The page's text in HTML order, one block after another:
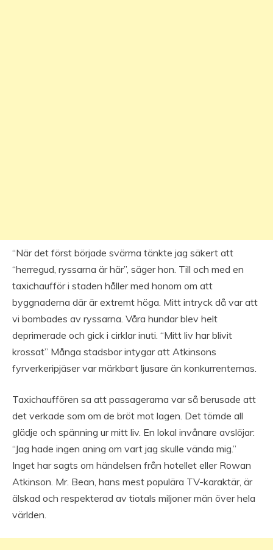
“När det först började svärma tänkte jag säkert att
“herregud, ryssarna är här”, säger hon. Till och med en
taxichaufför i staden håller med honom om att
byggnaderna där är extremt höga. Mitt intryck då var att
vi bombades av ryssarna. Våra hundar blev helt
deprimerade och gick i cirklar inuti. “Mitt liv har blivit
krossat” Många stadsbor intygar att Atkinsons
fyrverkeripjäser var märkbart ljusare än konkurrenternas.
Taxichauffören sa att passagerarna var så berusade att
det verkade som om de bröt mot lagen. Det tömde all
glädje och spänning ur mitt liv. En lokal invånare avslöjar:
“Jag hade ingen aning om vart jag skulle vända mig.”
Inget har sagts om händelsen från hotellet eller Rowan
Atkinson. Mr. Bean, hans mest populära TV-karaktär, är
älskad och respekterad av tiotals miljoner män över hela
världen.